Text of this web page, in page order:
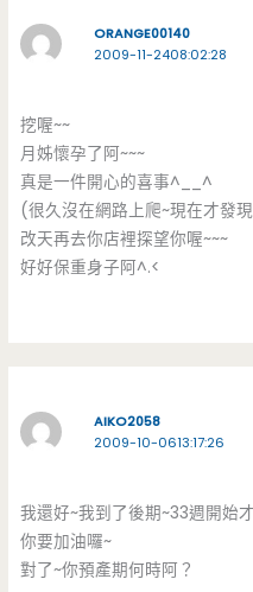
ORANGE00140
2009-11-2408:02:28
挖喔~~
月姊懷孕了阿~~~
真是一件開心的喜事^__^
(很久沒在網路上爬~現在才發
改天再去你店裡探望你喔~~~
好好保重身子阿^.<
AIKO2058
2009-10-0613:17:26
我還好~我到了後期~33週開始
你要加油囉~
對了~你預產期何時阿？